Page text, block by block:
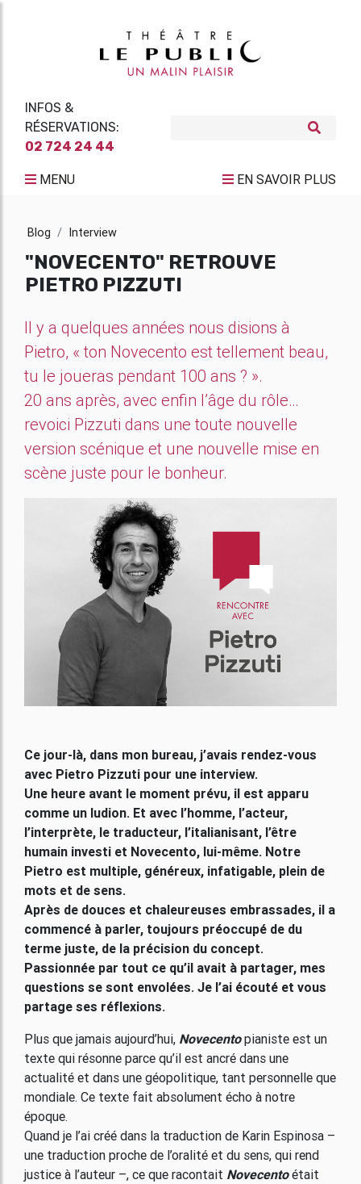
INFOS &
RÉSERVATIONS:
02 724 24 44
MENU EN SAVOIR PLUS
Blog Interview
"NOVECENTO" RETROUVE
PIETRO PIZZUTI
Il y a quelques années nous disions à
Pietro, « ton Novecento est tellement beau,
tu le joueras pendant 100 ans ? ».
20 ans après, avec enfin l’âge du rôle…
revoici Pizzuti dans une toute nouvelle
version scénique et une nouvelle mise en
scène juste pour le bonheur.
Ce jour-là, dans mon bureau, j’avais rendez-vous
avec Pietro Pizzuti pour une interview.
Une heure avant le moment prévu, il est apparu
comme un ludion. Et avec l’homme, l’acteur,
l’interprète, le traducteur, l’italianisant, l’être
humain investi et Novecento, lui-même. Notre
Pietro est multiple, généreux, infatigable, plein de
mots et de sens.
Après de douces et chaleureuses embrassades, il a
commencé à parler, toujours préoccupé de du
terme juste, de la précision du concept.
Passionnée par tout ce qu’il avait à partager, mes
questions se sont envolées. Je l’ai écouté et vous
partage ses réflexions.
Plus que jamais aujourd’hui, Novecentopianiste est un
texte qui résonne parce qu’il est ancré dans une
actualité et dans une géopolitique, tant personnelle que
mondiale. Ce texte fait absolument écho à notre
époque.
Quand je l’ai créé dans la traduction de Karin Espinosa –
une traduction proche de l’oralité et du sens, qui rend
justice à l’auteur –, ce que racontait Novecentoétait